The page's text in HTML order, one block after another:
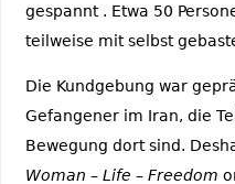
gespannt . Etwa 50
teilweise mit selbst
Die Kundgebung war
Gefangener im Iran, die
Bewegung dort sind.
Woman – Life – Freedom